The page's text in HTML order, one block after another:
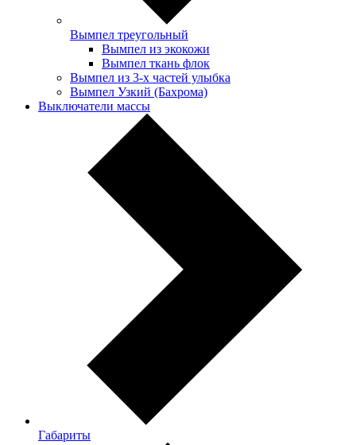
Вымпел треугольный
Вымпел из экокожи
Вымпел ткань флок
Вымпел из 3-х частей улыбка
Вымпел Узкий (Бахрома)
Выключатели массы
Габариты